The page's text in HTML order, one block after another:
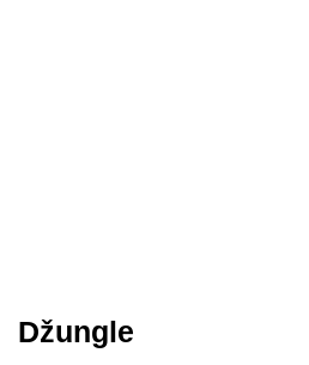
Džungle